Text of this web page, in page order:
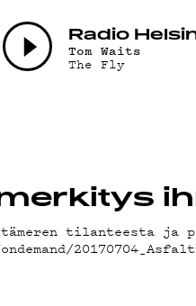
Radio
Tom Waits
The Fly
tilanteesta ja